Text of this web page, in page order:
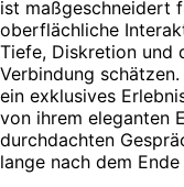
ist maßgeschneidert
oberflächliche
Tiefe, Diskretion und
Verbindung
ein exklusives
von ihrem eleganten
durchdachten
lange nach dem